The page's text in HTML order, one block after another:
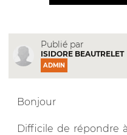
Publié par
ISIDORE BEAUTRELET
ADMIN
Bonjour
Difficile de répondre